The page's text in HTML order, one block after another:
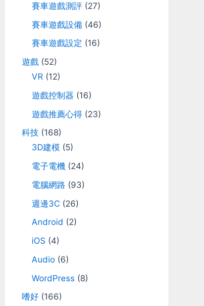
賽車遊戲測評 (27)
賽車遊戲設備 (46)
賽車遊戲設定 (16)
遊戲 (52)
VR (12)
遊戲控制器 (16)
遊戲推薦心得 (23)
科技 (168)
3D建模 (5)
電子電機 (24)
電腦網路 (93)
週邊3C (26)
Android (2)
iOS (4)
Audio (6)
WordPress (8)
嗜好 (166)